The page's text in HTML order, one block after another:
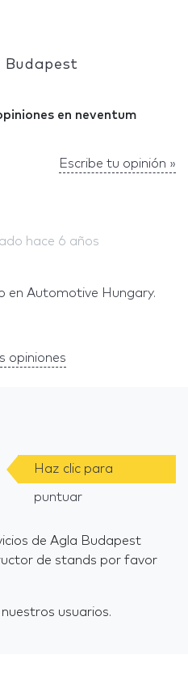
Budapest
en neventum
Escribe tu opinión »
hace 6 años
en Automotive Hungary.
opiniones
Haz clic para
puntuar
de Agla Budapest
de stands por favor
nuestros usuarios.